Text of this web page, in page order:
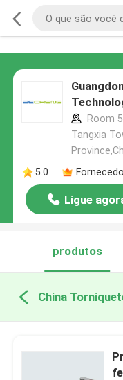
Room
Tangxia
5.0
Ligue
produtos